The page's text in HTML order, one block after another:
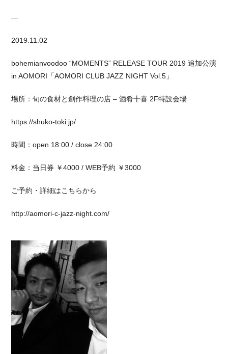
—
2019.11.02
bohemianvoodoo “MOMENTS” RELEASE TOUR 2019 追加公演
in AOMORI「AOMORI CLUB JAZZ NIGHT Vol.5」
場所：旬の食材と創作料理の店 – 酒肴十喜 2F特設会場
https://shuko-toki.jp/
時間：open 18:00 / close 24:00
料金：当日券 ￥4000 / WEB予約 ￥3000
ご予約・詳細はこちらから
http://aomori-c-jazz-night.com/